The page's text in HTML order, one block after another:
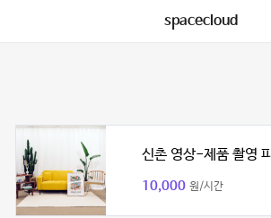
spacecloud
신촌 영상-제품 촬영
10,000 원/시간